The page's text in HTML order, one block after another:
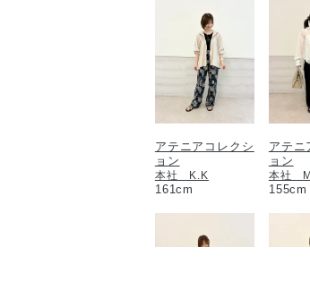
アテニアコレクシ
ョン
本社 K.K
161cm
アテニ
ョン
本社
155cm